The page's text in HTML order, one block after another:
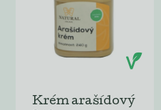
Krém arašídový